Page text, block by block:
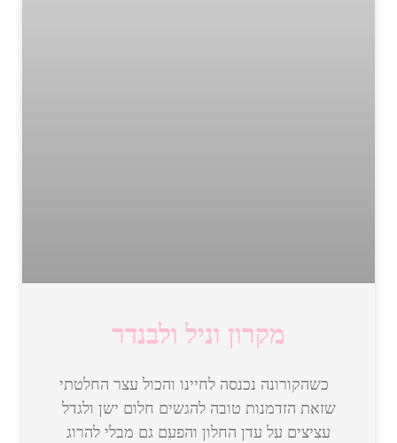
מקרון וניל ולבנדר
כשהקורונה נכנסה לחיינו והכול עצר החלטתי
שזאת הזדמנות טובה להגשים חלום ישן ולגדל
עציצים על עדן החלון והפעם גם מבלי להרוג